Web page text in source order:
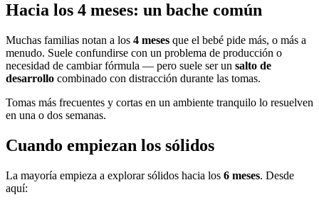
Hacia los 4 meses: un bache común
Muchas familias notan a los 4 meses que el bebé pide más, o más a
menudo. Suele confundirse con un problema de producción o
necesidad de cambiar fórmula — pero suele ser un salto de
desarrollo combinado con distracción durante las tomas.
Tomas más frecuentes y cortas en un ambiente tranquilo lo resuelven
en una o dos semanas.
Cuando empiezan los sólidos
La mayoría empieza a explorar sólidos hacia los 6 meses. Desde
aquí: